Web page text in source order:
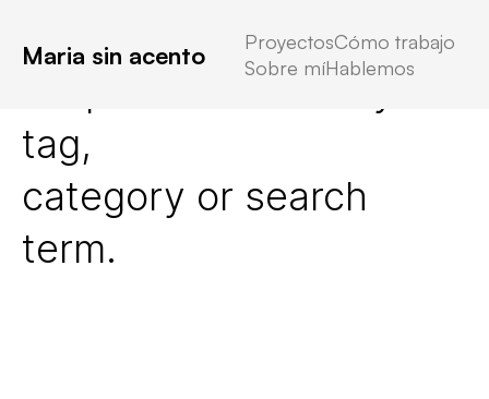
Maria sin acento ProyectosCómo trabajo
Sobre míHablemos
No posts found for your
tag,
category or search
term.